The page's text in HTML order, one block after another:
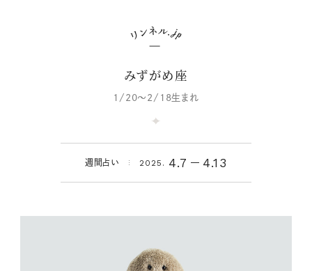
みずがめ座
1/20～2/18生まれ
週間占い 2025. 4.7 4.13